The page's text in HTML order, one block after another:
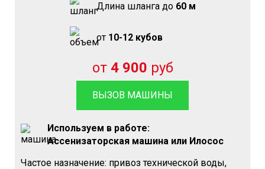
Длина шланга до 60 м
от 10-12 кубов
от 4 900 руб
ВЫЗОВ МАШИНЫ
Используем в работе:
Ассенизаторская машина или Илосос
Частое назначение: привоз технической воды,